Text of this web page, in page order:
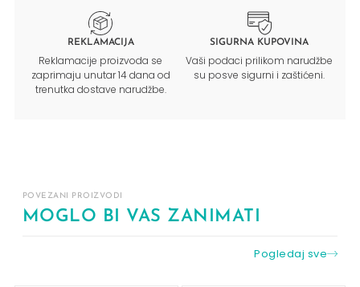
REKLAMACIJA
Reklamacije proizvoda se
zaprimaju unutar 14 dana od
trenutka dostave narudžbe.
SIGURNA KUPOVINA
Vaši podaci prilikom narudžbe
su posve sigurni i zaštićeni.
POVEZANI PROIZVODI
MOGLO BI VAS ZANIMATI
Pogledaj sve